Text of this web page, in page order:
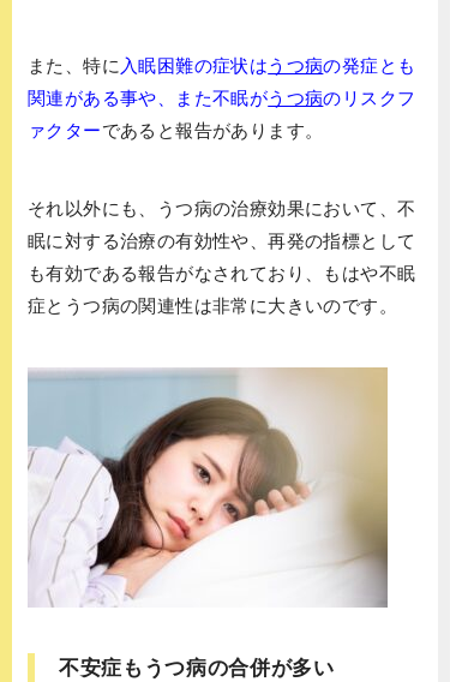
また、特に 入眠困難の症状はうつ病の発症とも
関連がある事や、また不眠がうつ病のリスクフ
ァクターであると報告があります。
それ以外にも、うつ病の治療効果において、不
眠に対する治療の有効性や、再発の指標として
も有効である報告がなされており、もはや不眠
症とうつ病の関連性は非常に大きいのです。
不安症もうつ病の合併が多い